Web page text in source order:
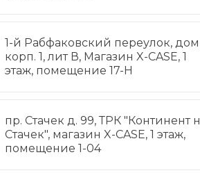
1-й Рабфаковский переулок, дом
корп. 1, лит В, Магазин X-CASE, 1
этаж, помещение 17-Н
пр. Стачек д. 99, ТРК "Континент
Стачек", магазин X-CASE, 1 этаж,
помещение 1-04